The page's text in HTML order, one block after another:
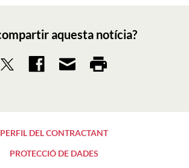
aquesta notícia?
PERFIL DEL CONTRACTANT
PROTECCIÓ DE DADES